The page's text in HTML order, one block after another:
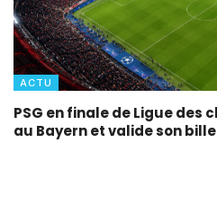
ACTU
PSG en finale de Ligue des
au Bayern et valide son